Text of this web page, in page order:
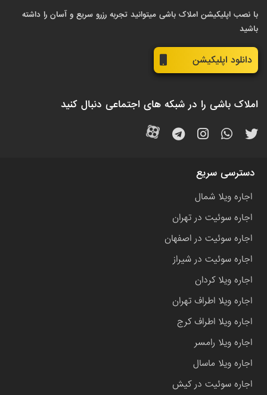
با نصب اپلیکیشن املاک باشی میتوانید تجربه رزرو سریع و آسان را داشته
باشید
دانلود اپلیکیشن
املاک باشی را در شبکه های اجتماعی دنبال کنید
دسترسی سریع
اجاره ویلا شمال
اجاره سوئیت در تهران
اجاره سوئیت در اصفهان
اجاره سوئیت در شیراز
اجاره ویلا کردان
اجاره ویلا اطراف تهران
اجاره ویلا اطراف کرج
اجاره ویلا رامسر
اجاره ویلا ماسال
اجاره سوئیت در کیش